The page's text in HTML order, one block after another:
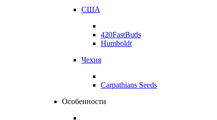
США
420FastBuds
Humboldt
Чехия
Carpathians Seeds
Особенности